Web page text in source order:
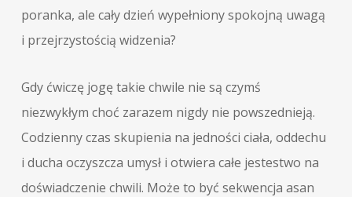
poranka, ale cały dzień wypełniony spokojną uwagą
i przejrzystością widzenia?
Gdy ćwiczę jogę takie chwile nie są czymś
niezwykłym choć zarazem nigdy nie powszednieją.
Codzienny czas skupienia na jedności ciała, oddechu
i ducha oczyszcza umysł i otwiera całe jestestwo na
doświadczenie chwili. Może to być sekwencja asan